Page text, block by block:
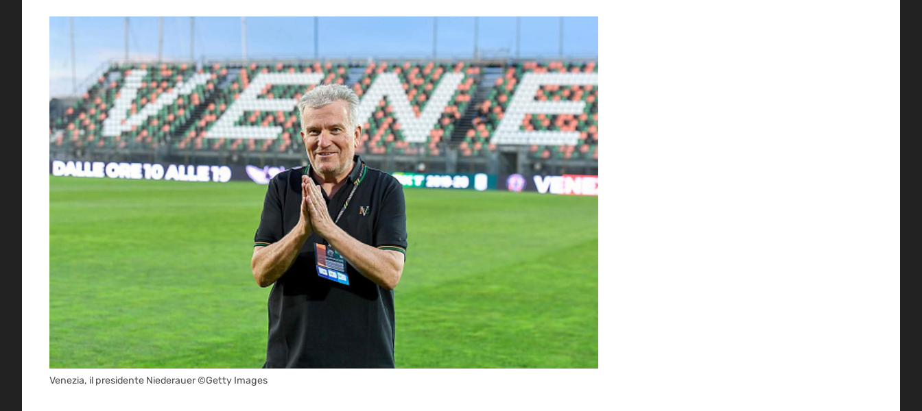
Venezia, il presidente Niederauer ©Getty Images